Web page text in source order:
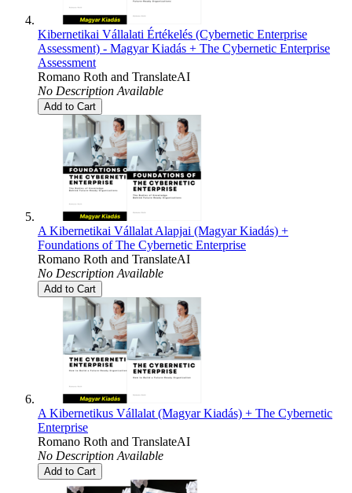
Kibernetikai Vállalati Értékelés (Cybernetic Enterprise
Assessment) - Magyar Kiadás + The Cybernetic Enterprise
Assessment
Romano Roth and TranslateAI
No Description Available
Add to Cart
A Kibernetikai Vállalat Alapjai (Magyar Kiadás) +
Foundations of The Cybernetic Enterprise
Romano Roth and TranslateAI
No Description Available
Add to Cart
A Kibernetikus Vállalat (Magyar Kiadás) + The Cybernetic
Enterprise
Romano Roth and TranslateAI
No Description Available
Add to Cart